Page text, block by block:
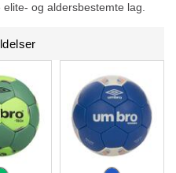
og aldersbestemte lag.